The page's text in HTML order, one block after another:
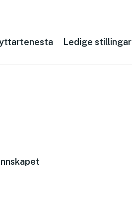
Ledige stillingar